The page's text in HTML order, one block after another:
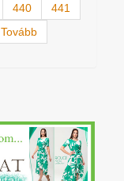
440
441
Tovább